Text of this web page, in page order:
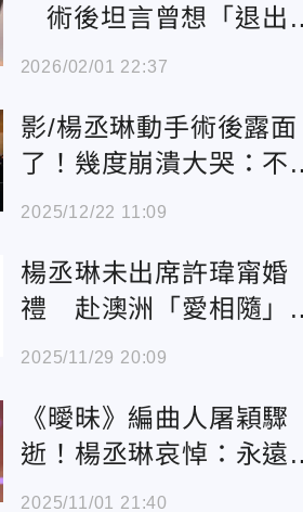
術後坦言曾想「退出
藝圈」
2026/02/01 22:37
影/楊丞琳動手術後露面
了！幾度崩潰大哭：不
勉強自己
2025/12/22 11:09
楊丞琳未出席許瑋甯婚
禮 赴澳洲「愛相隨」
榮浩近況曝
2025/11/29 20:09
《曖昧》編曲人屠穎驟
逝！楊丞琳哀悼：永遠
念屠穎老師
2025/11/01 21:40